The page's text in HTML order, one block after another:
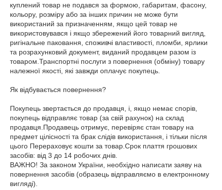
куплений товар не подався за формою, габаритам, фасону,
кольору, розміру або за інших причин не може бути
використаний за призначенням, якщо цей товар не
використовувався і якщо збережений його товарний вигляд,
ригінальне паковання, споживчі властивості, пломби, ярлики
та розрахунковий документ, виданий продавцем разом із
товаром.Транспортні послуги з повернення (обміну) товару
належної якості, які завжди оплачує покупець.
Як відбувається повернення?
Покупець звертається до продавця, і, якщо немає спорів,
покупець відправляє товар (за свій рахунок) на склад
продавця.Продавець отримує, перевіряє стан товару на
предмет цілісності та брак слідів використання, і тільки після
цього Перераховує кошти за товар.Срок плаття грошових
засобів: від 3 до 14 робочих днів.
ВАЖНО! За законом України, необхідно написати заяву на
повернення засобів (образець відправляємо в електронному
вигляді).